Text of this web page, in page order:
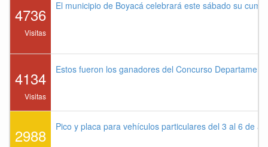
4736
Visitas
El municipio de Boyacá celebrará este sábado su
4134
Visitas
Estos fueron los ganadores del Concurso
2988 Pico y placa para vehículos particulares del 3 al 6 de